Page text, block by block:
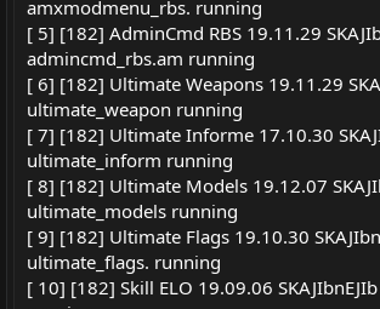
amxmodmenu_rbs. running
[ 5] [182] AdminCmd RBS 19.11.29
admincmd_rbs.am running
[ 6] [182] Ultimate Weapons 19.11.29
ultimate_weapon running
[ 7] [182] Ultimate Informe 17.10.30
ultimate_inform running
[ 8] [182] Ultimate Models 19.12.07
ultimate_models running
[ 9] [182] Ultimate Flags 19.10.30
ultimate_flags. running
[ 10] [182] Skill ELO 19.09.06